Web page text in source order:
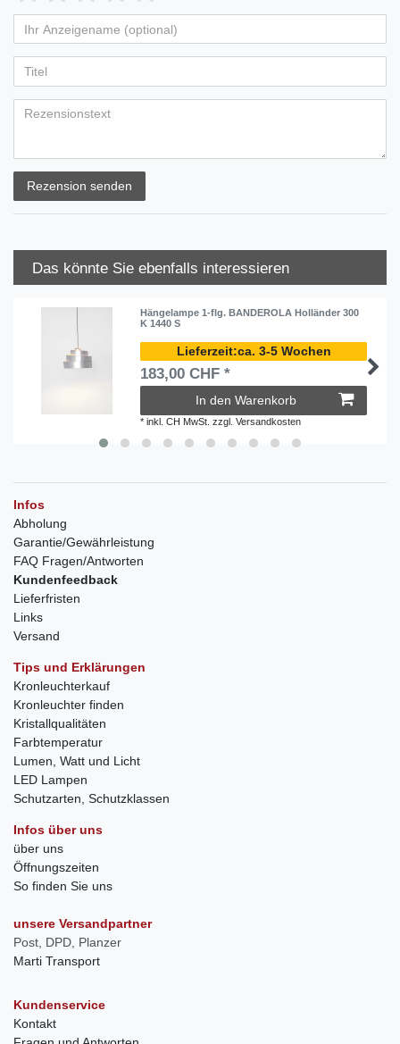
Rezension senden
Das könnte Sie ebenfalls interessieren
Hängelampe 1-flg. BANDEROLA Holländer 300
K 1440 S
ca. 3-5 Wochen
183,00 CHF *
In den Warenkorb
*inkl. CH MwSt. zzgl.Versandkosten
Infos
Abholung
Garantie/Gewährleistung
FAQ Fragen/Antworten
Kundenfeedback
Lieferfristen
Links
Versand
Tips und Erklärungen
Kronleuchterkauf
Kronleuchter finden
Kristallqualitäten
Farbtemperatur
Lumen, Watt und Licht
LED Lampen
Schutzarten, Schutzklassen
Infos über uns
über uns
Öffnungszeiten
So finden Sie uns
unsere Versandpartner
Post, DPD, Planzer
Marti Transport
Kundenservice
Kontakt